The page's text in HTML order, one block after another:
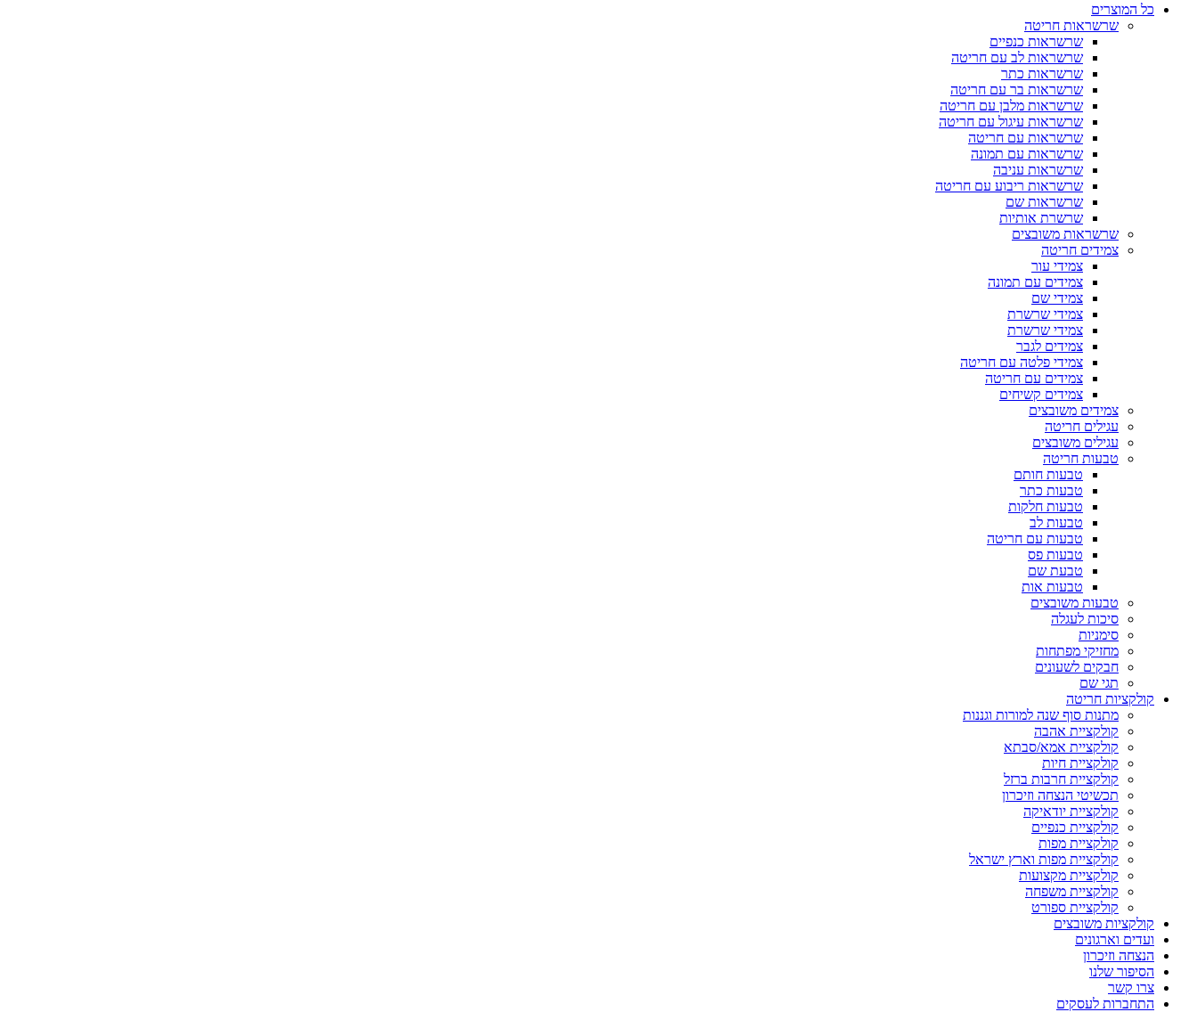
כל המוצרים
שרשראות חריטה
שרשראות כנפיים
שרשראות לב עם חריטה
שרשראות כתר
שרשראות בר עם חריטה
שרשראות מלבן עם חריטה
שרשראות עיגול עם חריטה
שרשראות עם חריטה
שרשראות עם תמונה
שרשראות עניבה
שרשראות ריבוע עם חריטה
שרשראות שם
שרשרת אותיות
שרשראות משובצים
צמידים חריטה
צמידי עור
צמידים עם תמונה
צמידי שם
צמידי שרשרת
צמידי שרשרת
צמידים לגבר
צמידי פלטה עם חריטה
צמידים עם חריטה
צמידים קשיחים
צמידים משובצים
עגילים חריטה
עגילים משובצים
טבעות חריטה
טבעות חותם
טבעות כתר
טבעות חלקות
טבעות לב
טבעות עם חריטה
טבעות פס
טבעת שם
טבעות אות
טבעות משובצים
סיכות לעגלה
סימניות
מחזיקי מפתחות
חבקים לשעונים
תגי שם
קולקציות חריטה
מתנות סוף שנה למורות וגננות
קולקציית אהבה
קולקציית אמא/סבתא
קולקציית חיות
קולקציית חרבות ברזל
תכשיטי הנצחה וזיכרון
קולקציית יודאיקה
קולקציית כנפיים
קולקציית מפות
קולקציית מפות וארץ ישראל
קולקציית מקצועות
קולקציית משפחה
קולקציית ספורט
קולקציות משובצים
ועדים וארגונים
הנצחה וזיכרון
הסיפור שלנו
צרו קשר
התחברות לעסקים